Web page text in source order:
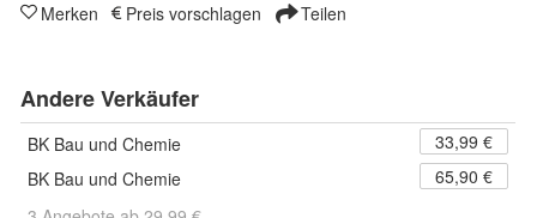
Merken Preis vorschlagen Teilen
Andere Verkäufer
BK Bau und Chemie
33,99 €
BK Bau und Chemie
65,90 €